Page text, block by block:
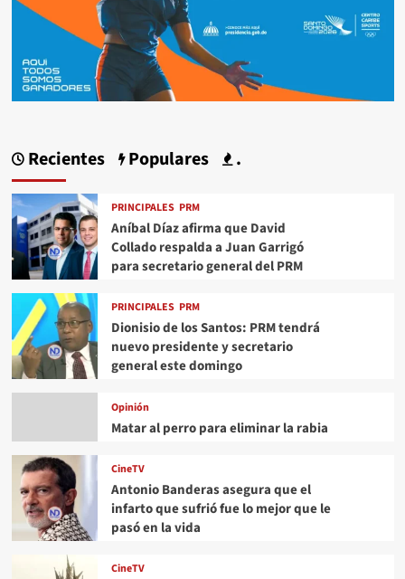
Recientes Populares .
PRINCIPALES PRM
Aníbal Díaz afirma que David
Collado respalda a Juan Garrigó
para secretario general del PRM
PRINCIPALES PRM
Dionisio de los Santos: PRM tendrá
nuevo presidente y secretario
general este domingo
Opinión
Matar al perro para eliminar la rabia
CineTV
Antonio Banderas asegura que el
infarto que sufrió fue lo mejor que le
pasó en la vida
CineTV